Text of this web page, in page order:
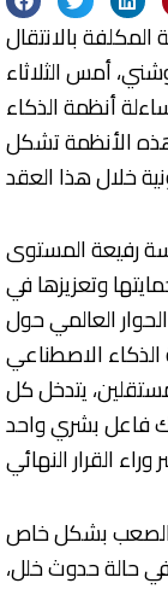
بالانتقال
أمس الثلاثاء
أنظمة الذكاء
الأنظمة تشكل
رفيعة المستوى
وتعزيزها في
العالمي حول
الاصطناعي
يتدخل كل
فاعل بشري واحد
الصعب بشكل خاص
حالة حدوث خلل،